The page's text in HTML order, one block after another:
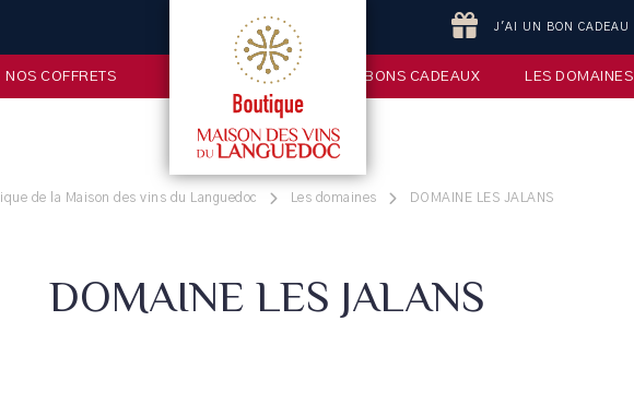
J'AI UN BON CADEAU
NOS COFFRETS BONS CADEAUX LES DOMAINES
de la Maison des vins du Languedoc Les domaines DOMAINE LES JALANS
DOMAINE LES JALANS